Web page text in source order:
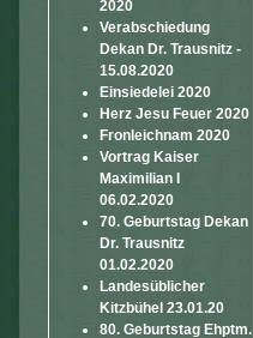
2020
Verabschiedung
Dekan Dr. Trausnitz -
15.08.2020
Einsiedelei 2020
Herz Jesu Feuer 2020
Fronleichnam 2020
Vortrag Kaiser
Maximilian I
06.02.2020
70. Geburtstag Dekan
Dr. Trausnitz
01.02.2020
Landesüblicher
Kitzbühel 23.01.20
80. Geburtstag Ehptm.